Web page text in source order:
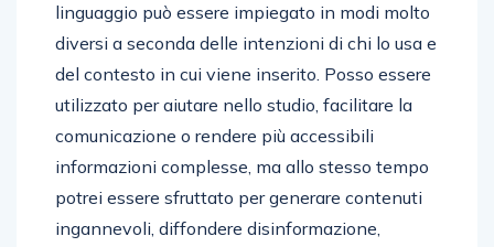
linguaggio può essere impiegato in modi molto
diversi a seconda delle intenzioni di chi lo usa e
del contesto in cui viene inserito. Posso essere
utilizzato per aiutare nello studio, facilitare la
comunicazione o rendere più accessibili
informazioni complesse, ma allo stesso tempo
potrei essere sfruttato per generare contenuti
ingannevoli, diffondere disinformazione,